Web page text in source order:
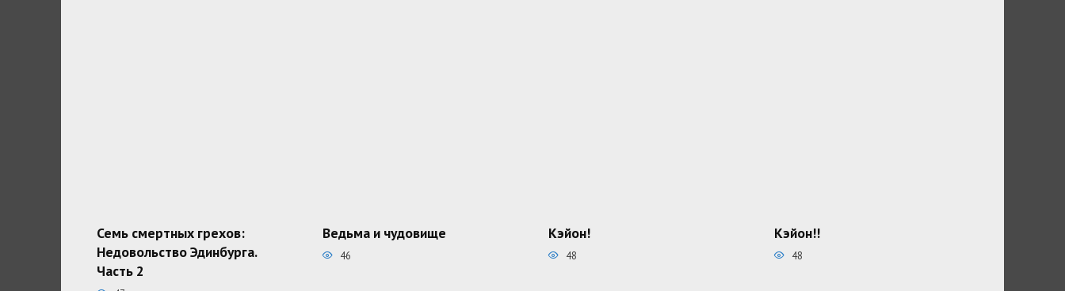
Семь смертных грехов:
Недовольство Эдинбурга.
Часть 2
Ведьма и чудовище
46
Кэйон!
48
Кэйон!!
48